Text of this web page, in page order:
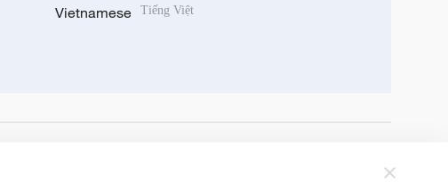
Vietnamese Tiếng Việt